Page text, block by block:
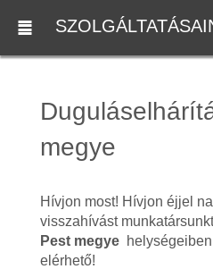
megye
Hívjon most! Hívjon éjjel
visszahívást
Pest megye
elérhető!